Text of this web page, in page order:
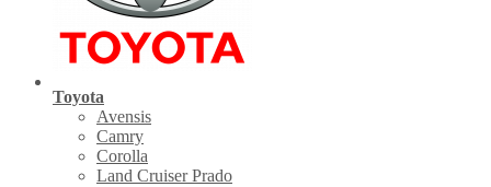
Toyota
Avensis
Camry
Corolla
Land Cruiser Prado